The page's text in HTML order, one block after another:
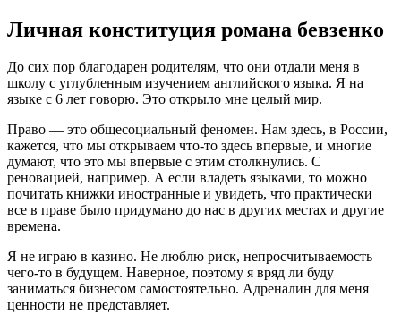
Личная конституция романа бевзенко
До сих пор благодарен родителям, что они отдали меня в
школу с углубленным изучением английского языка. Я на
языке с 6 лет говорю. Это открыло мне целый мир.
Право — это общесоциальный феномен. Нам здесь, в России,
кажется, что мы открываем что-то здесь впервые, и многие
думают, что это мы впервые с этим столкнулись. С
реновацией, например. А если владеть языками, то можно
почитать книжки иностранные и увидеть, что практически
все в праве было придумано до нас в других местах и другие
времена.
Я не играю в казино. Не люблю риск, непросчитываемость
чего-то в будущем. Наверное, поэтому я вряд ли буду
заниматься бизнесом самостоятельно. Адреналин для меня
ценности не представляет.